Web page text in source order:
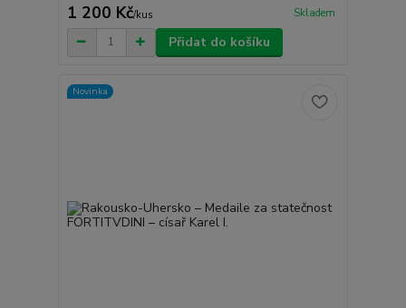
1 200 Kč/kus Skladem
Přidat do košíku
Novinka